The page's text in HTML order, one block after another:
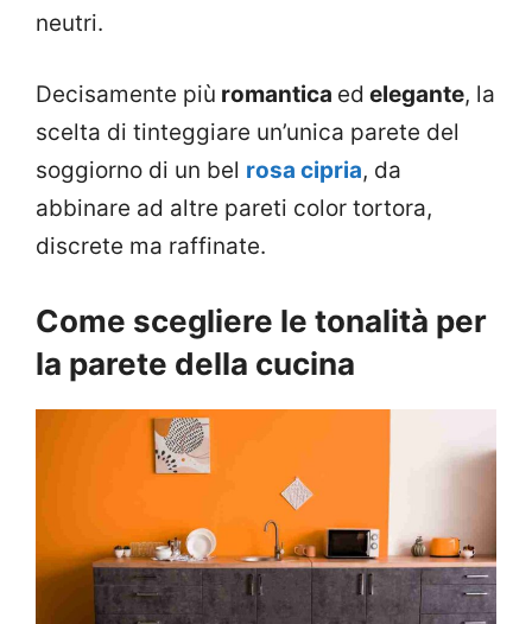
neutri.
Decisamente più romantica ed elegante, la
scelta di tinteggiare un’unica parete del
soggiorno di un bel rosa cipria, da
abbinare ad altre pareti color tortora,
discrete ma raffinate.
Come scegliere le tonalità per
la parete della cucina